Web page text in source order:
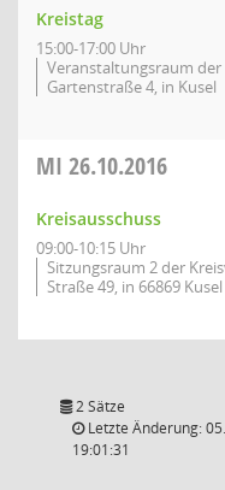
Kreistag
15:00-17:00 Uhr
Veranstaltungsraum der
Gartenstraße 4, in Kusel
MI 26.10.2016
Kreisausschuss
09:00-10:15 Uhr
Sitzungsraum 2 der
Straße 49, in 66869 Kusel
2 Sätze
Letzte Änderung:
19:01:31